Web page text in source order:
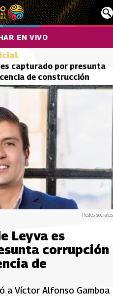
EN VIVO
capturado por presunta
de construcción
Redes sociales
Leyva es
corrupción
de
a Víctor Alfonso Gamboa